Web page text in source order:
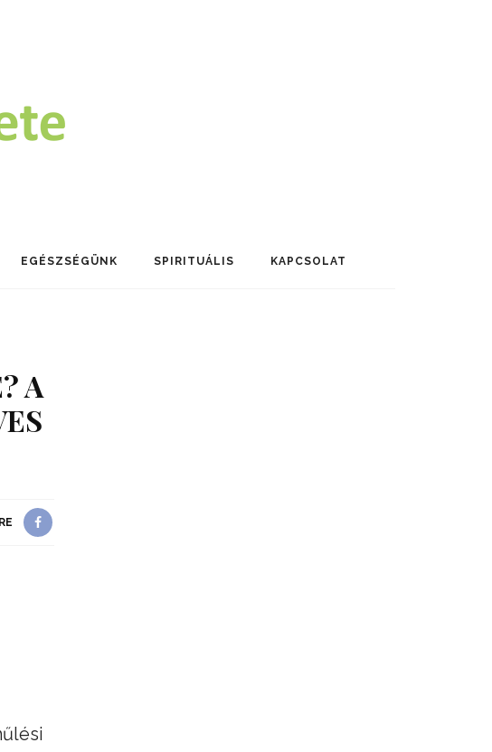
EGÉSZSÉGÜNK SPIRITUÁLIS KAPCSOLAT
A